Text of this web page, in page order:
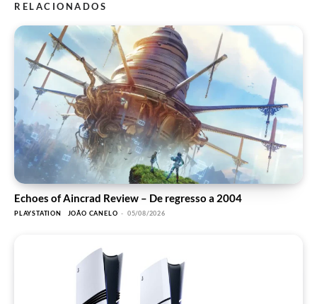
RELACIONADOS
Echoes of Aincrad Review – De regresso a 2004
PLAYSTATION JOÃO CANELO - 05/08/2026